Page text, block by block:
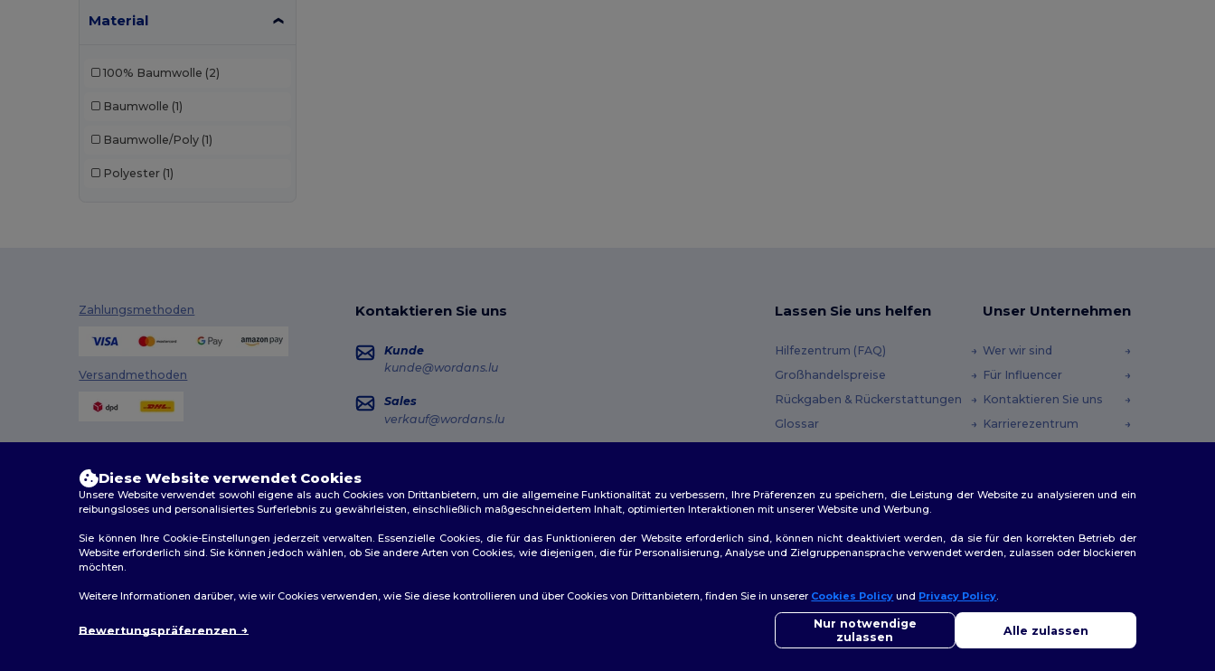
Material
100% Baumwolle (2)
Baumwolle (1)
Baumwolle/Poly (1)
Polyester (1)
Zahlungsmethoden
Versandmethoden
Kontaktieren Sie uns
Kunde
kunde@wordans.lu
Sales
verkauf@wordans.lu
Lassen Sie uns helfen
Hilfezentrum (FAQ)
Großhandelspreise
Rückgaben & Rückerstattungen
Glossar
Unser Unternehmen
Wer wir sind
Für Influencer
Kontaktieren Sie uns
Karrierezentrum
2026. Alle Rechte vorbehalten
Site Map
Diese Website verwendet Cookies
Unsere Website verwendet sowohl eigene als auch Cookies von Drittanbietern, um die allgemeine Funktionalität zu verbessern, Ihre Präferenzen zu speichern, die Leistung der Website zu analysieren und ein
reibungsloses und personalisiertes Surferlebnis zu gewährleisten, einschließlich maßgeschneidertem Inhalt, optimierten Interaktionen mit unserer Website und Werbung.
Sie können Ihre Cookie-Einstellungen jederzeit verwalten. Essenzielle Cookies, die für das Funktionieren der Website erforderlich sind, können nicht deaktiviert werden, da sie für den korrekten Betrieb der
Website erforderlich sind. Sie können jedoch wählen, ob Sie andere Arten von Cookies, wie diejenigen, die für Personalisierung, Analyse und Zielgruppenansprache verwendet werden, zulassen oder blockieren
möchten.
Weitere Informationen darüber, wie wir Cookies verwenden, wie Sie diese kontrollieren und über Cookies von Drittanbietern, finden Sie in unserer Cookies Policy und Privacy Policy.
Bewertungspräferenzen
Nur notwendige
zulassen
Alle zulassen